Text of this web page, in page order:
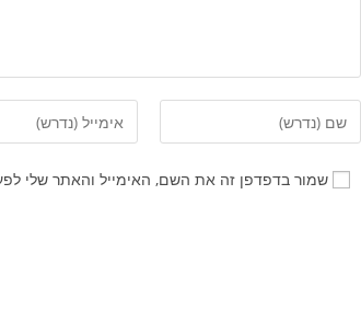
שמור בדפדפן זה את השם, האימייל והאתר שלי